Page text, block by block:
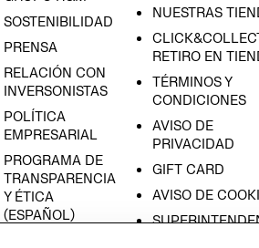
SOSTENIBILIDAD
PRENSA
RELACIÓN CON
INVERSONISTAS
POLÍTICA
EMPRESARIAL
PROGRAMA DE
TRANSPARENCIA
Y ÉTICA
(ESPAÑOL)
NUESTRAS
RETIRO EN
TÉRMINOS Y
CONDICIONES
AVISO DE
PRIVACIDAD
GIFT CARD
AVISO DE